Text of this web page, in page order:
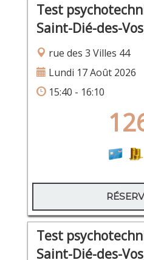
Test
Saint-Dié-des-
rue des 3 Villes 44
Lundi 17 Août 2026
15:40 - 16:10
Test
Saint-Dié-des-